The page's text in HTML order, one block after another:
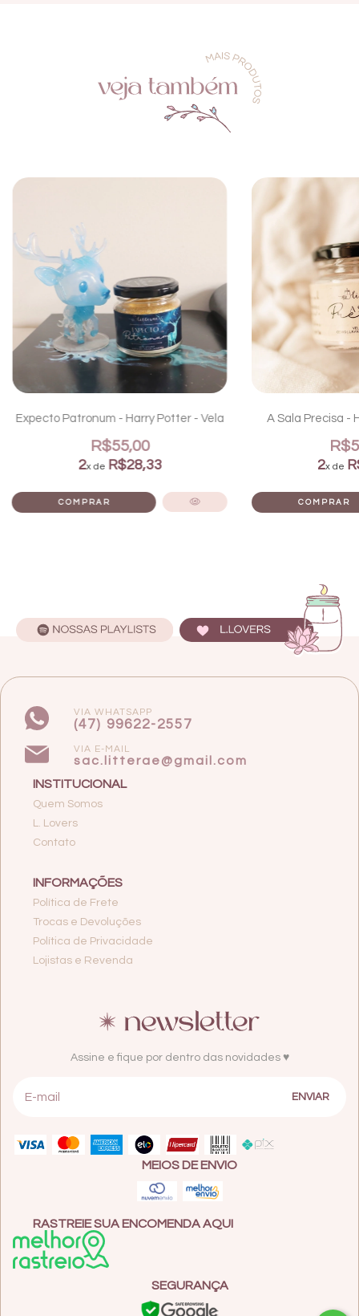
Expecto Patronum - Harry Potter - Vela
R$55,00
2x de R$28,33
A Sala Precisa -
2x de
VIA WHATSAPP
(47) 99622-2557
VIA E-MAIL
sac.litterae@gmail.com
INSTITUCIONAL
Quem Somos
L. Lovers
Contato
INFORMAÇÕES
Política de Frete
Trocas e Devoluções
Política de Privacidade
Lojistas e Revenda
Assine e fique por dentro das novidades ♥
MEIOS DE ENVIO
RASTREIE SUA ENCOMENDA AQUI
SEGURANÇA